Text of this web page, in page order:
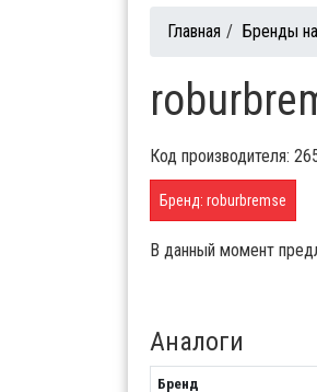
Главная / Бренды
Код производителя:
Бренд: roburbremse
В данный момент
Аналоги
Бренд